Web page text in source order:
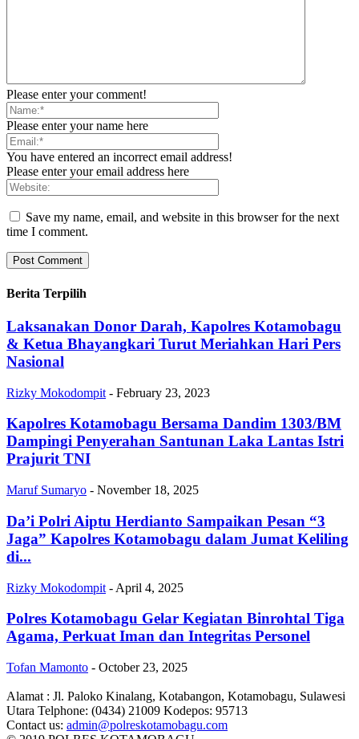
Please enter your comment!
Please enter your name here
You have entered an incorrect email address!
Please enter your email address here
Save my name, email, and website in this browser for the next
time I comment.
Berita Terpilih
Laksanakan Donor Darah, Kapolres Kotamobagu
& Ketua Bhayangkari Turut Meriahkan Hari Pers
Nasional
Rizky Mokodompit - February 23, 2023
Kapolres Kotamobagu Bersama Dandim 1303/BM
Dampingi Penyerahan Santunan Laka Lantas Istri
Prajurit TNI
Maruf Sumaryo - November 18, 2025
Da’i Polri Aiptu Herdianto Sampaikan Pesan “3
Jaga” Kapolres Kotamobagu dalam Jumat Keliling
di...
Rizky Mokodompit - April 4, 2025
Polres Kotamobagu Gelar Kegiatan Binrohtal Tiga
Agama, Perkuat Iman dan Integritas Personel
Tofan Mamonto - October 23, 2025
Alamat : Jl. Paloko Kinalang, Kotabangon, Kotamobagu, Sulawesi
Utara Telphone: (0434) 21009 Kodepos: 95713
Contact us: admin@polreskotamobagu.com